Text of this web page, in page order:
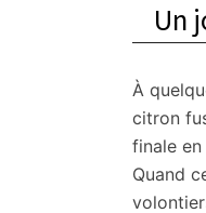
Un
À
citron
finale
Quand